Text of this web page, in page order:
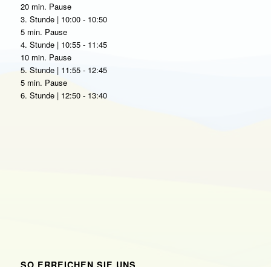
20 min. Pause
3. Stunde | 10:00 - 10:50
5 min. Pause
4. Stunde | 10:55 - 11:45
10 min. Pause
5. Stunde | 11:55 - 12:45
5 min. Pause
6. Stunde | 12:50 - 13:40